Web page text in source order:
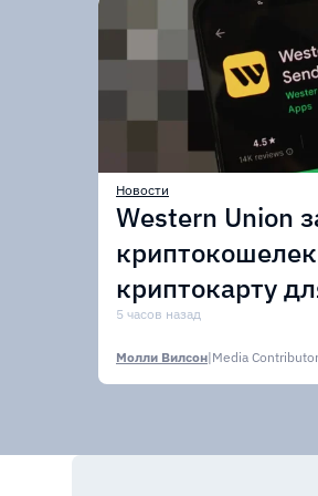
Новости
Western Union
криптокарту
USDPT
5 часов назад
Молли Вилсон|Media Contributor